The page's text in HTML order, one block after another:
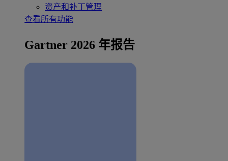
资产和补丁管理
查看所有功能
Gartner 2026 年报告